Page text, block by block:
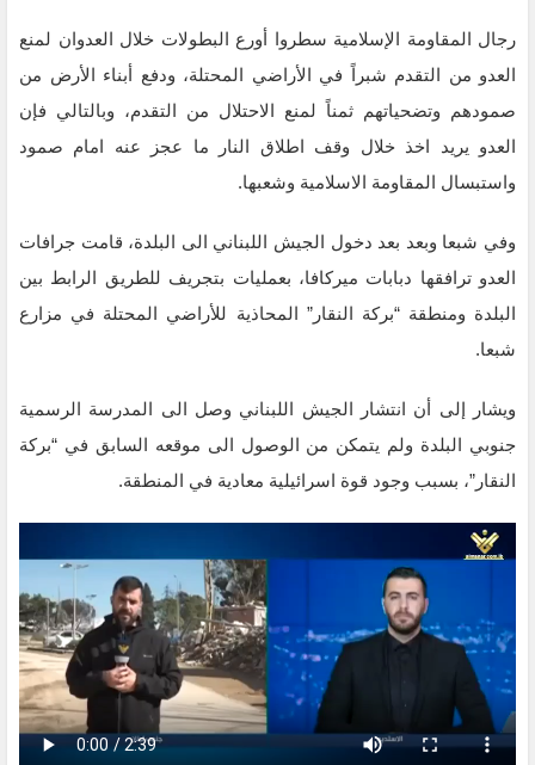
رجال المقاومة الإسلامية سطروا أورع البطولات خلال العدوان لمنع
العدو من التقدم شبراً في الأراضي المحتلة، ودفع أبناء الأرض من
صمودهم وتضحياتهم ثمناً لمنع الاحتلال من التقدم، وبالتالي فإن
العدو يريد اخذ خلال وقف اطلاق النار ما عجز عنه امام صمود
واستبسال المقاومة الاسلامية وشعبها.
وفي شبعا وبعد بعد دخول الجيش اللبناني الى البلدة، قامت جرافات
العدو ترافقها دبابات ميركافا، بعمليات بتجريف للطريق الرابط بين
البلدة ومنطقة “بركة النقار” المحاذية للأراضي المحتلة في مزارع
شبعا.
ويشار إلى أن انتشار الجيش اللبناني وصل الى المدرسة الرسمية
جنوبي البلدة ولم يتمكن من الوصول الى موقعه السابق في “بركة
النقار”، بسبب وجود قوة اسرائيلية معادية في المنطقة.